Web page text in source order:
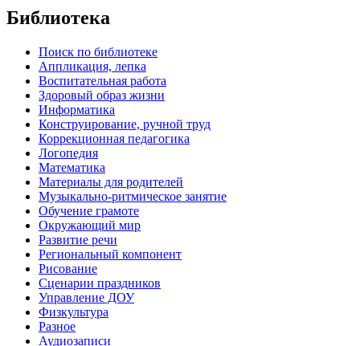
Библиотека
Поиск по библиотеке
Аппликация, лепка
Воспитательная работа
Здоровый образ жизни
Информатика
Конструирование, ручной труд
Коррекционная педагогика
Логопедия
Математика
Материалы для родителей
Музыкально-ритмическое занятие
Обучение грамоте
Окружающий мир
Развитие речи
Региональный компонент
Рисование
Сценарии праздников
Управление ДОУ
Физкультура
Разное
Аудиозаписи